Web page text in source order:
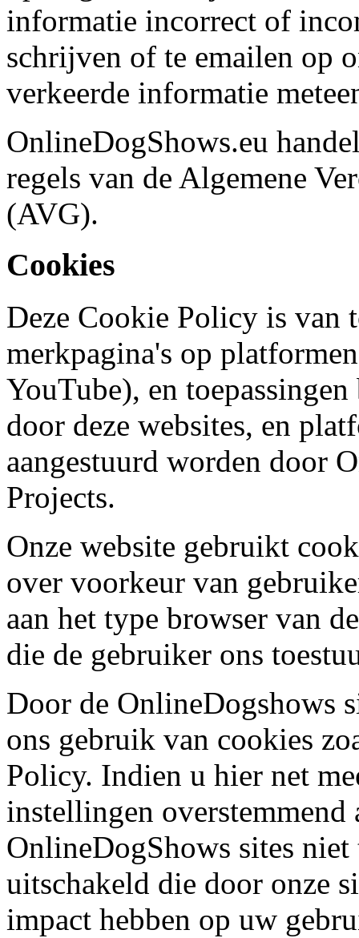
informatie incorrect of
schrijven of te emailen op
verkeerde informatie
OnlineDogShows.eu
regels van de Algemene
(AVG).
Cookies
Deze Cookie Policy is van
merkpagina's op
YouTube), en
door deze websites, en
aangestuurd worden door
Projects.
Onze website gebruikt
over voorkeur van
aan het type browser van
die de gebruiker ons
Door de OnlineDogshows
ons gebruik van cookies
Policy. Indien u hier net
instellingen overstemmend
OnlineDogShows sites
uitschakeld die door onze
impact hebben op uw